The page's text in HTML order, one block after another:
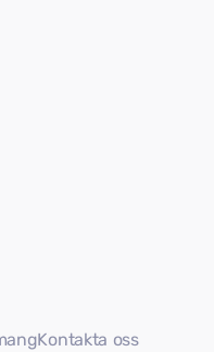
Kontakta oss